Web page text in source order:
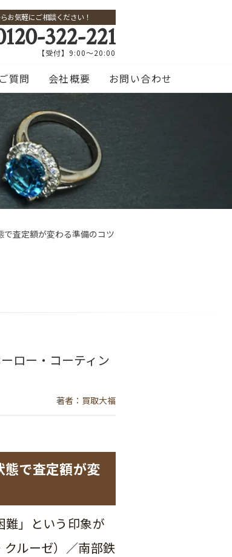
お気軽にご相談ください！
322-221
【受付】9:00～20:00
質問 会社概要 お問い合わせ
査定額が変わる準備のコツ
ロー・コーティン
著者：買取大福
で査定額が変
難」という印象が
ルーゼ）／南部鉄